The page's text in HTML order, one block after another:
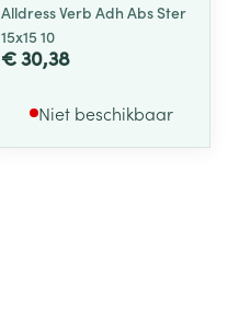
Alldress Verb Adh Abs Ster
15x15 10
€ 30,38
Niet beschikbaar